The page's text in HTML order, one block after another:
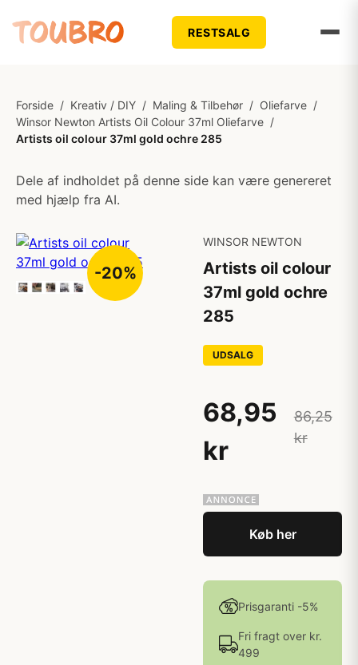
RESTSALG
Forside / Kreativ / DIY / Maling & Tilbehør / Oliefarve /
Winsor Newton Artists Oil Colour 37ml Oliefarve /
Artists oil colour 37ml gold ochre 285
Dele af indholdet på denne side kan være genereret
med hjælp fra AI.
-20%
WINSOR NEWTON
Artists oil colour
37ml gold ochre
285
UDSALG
68,95
kr
86,25
kr
Køb her
Prisgaranti -5%
Fri fragt over kr.
499